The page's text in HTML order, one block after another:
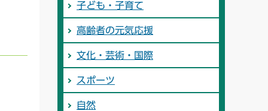
子ども・子育て
高齢者の元気応援
文化・芸術・国際
スポーツ
自然